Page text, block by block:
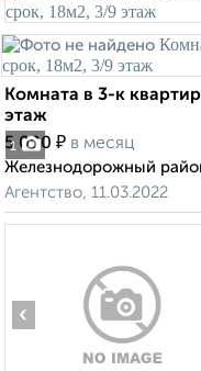
1
Комната в 3-к
этаж
5 000 ₽ в месяц
Железнодорожный
Агентство, 11.03.2022
‹